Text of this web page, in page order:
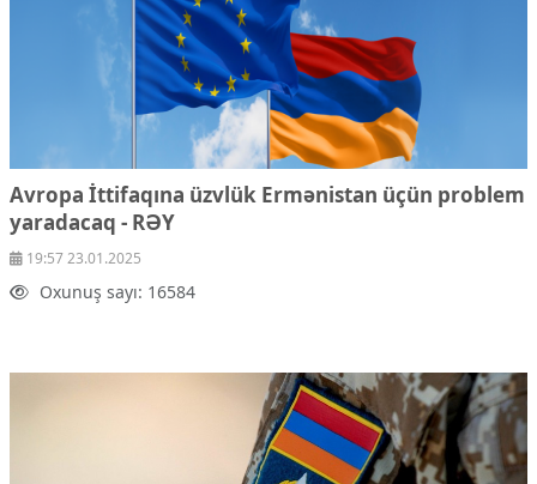
Avropa İttifaqına üzvlük Ermənistan üçün problem
yaradacaq - RƏY
19:57 23.01.2025
Oxunuş sayı: 16584